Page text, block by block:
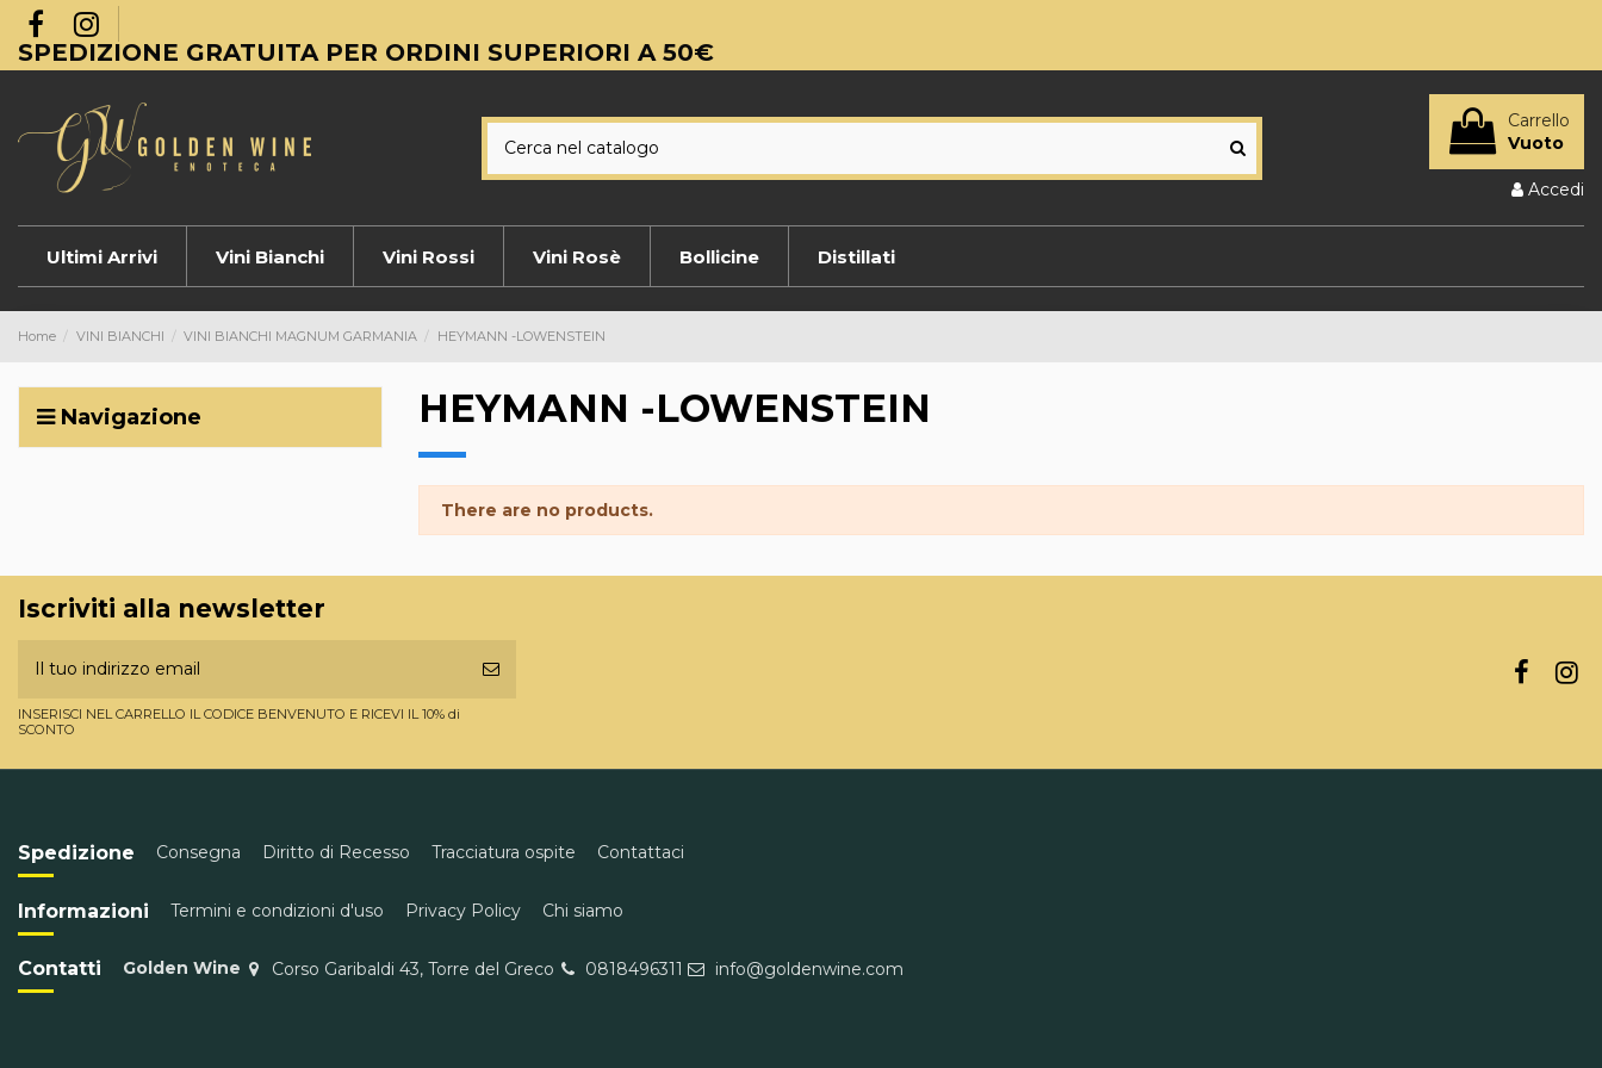
SPEDIZIONE GRATUITA PER ORDINI SUPERIORI A 50€
Carrello
Vuoto
Accedi
Ultimi Arrivi Vini Bianchi Vini Rossi Vini Rosè Bollicine Distillati
Home VINI BIANCHI VINI BIANCHI MAGNUM GARMANIA HEYMANN -LOWENSTEIN
HEYMANN -LOWENSTEIN
There are no products.
Navigazione
Iscriviti alla newsletter
INSERISCI NEL CARRELLO IL CODICE BENVENUTO E RICEVI IL 10% di
SCONTO
Spedizione Consegna Diritto di Recesso Tracciatura ospite Contattaci
Informazioni Termini e condizioni d'uso Privacy Policy Chi siamo
Contatti Golden Wine Corso Garibaldi 43, Torre del Greco 0818496311 info@goldenwine.com